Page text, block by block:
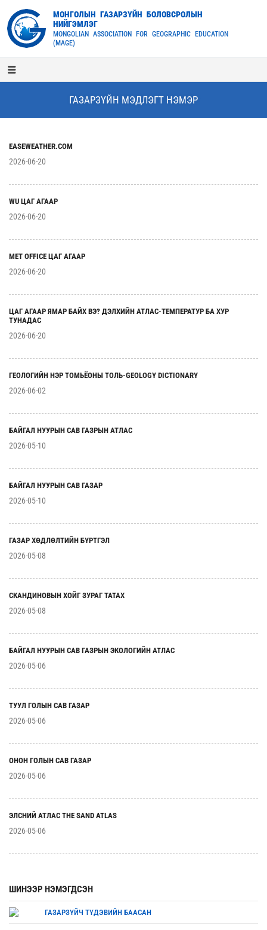
МОНГОЛЫН ГАЗАРЗҮЙН БОЛОВСРОЛЫН
НИЙГЭМЛЭГ
MONGOLIAN ASSOCIATION FOR GEOGRAPHIC EDUCATION
(MAGE)
ГАЗАРЗҮЙН МЭДЛЭГТ НЭМЭР
EASEWEATHER.COM
2026-06-20
WU ЦАГ АГААР
2026-06-20
MET OFFICE ЦАГ АГААР
2026-06-20
ЦАГ АГААР ЯМАР БАЙХ ВЭ? ДЭЛХИЙН АТЛАС-ТЕМПЕРАТУР БА ХУР
ТУНАДАС
2026-06-20
ГЕОЛОГИЙН НЭР ТОМЬЁОНЫ ТОЛЬ-GEOLOGY DICTIONARY
2026-06-02
БАЙГАЛ НУУРЫН САВ ГАЗРЫН АТЛАС
2026-05-10
БАЙГАЛ НУУРЫН САВ ГАЗАР
2026-05-10
ГАЗАР ХӨДЛӨЛТИЙН БҮРТГЭЛ
2026-05-08
СКАНДИНОВЫН ХОЙГ ЗУРАГ ТАТАХ
2026-05-08
БАЙГАЛ НУУРЫН САВ ГАЗРЫН ЭКОЛОГИЙН АТЛАС
2026-05-06
ТУУЛ ГОЛЫН САВ ГАЗАР
2026-05-06
ОНОН ГОЛЫН САВ ГАЗАР
2026-05-06
ЭЛСНИЙ АТЛАС THE SAND ATLAS
2026-05-06
ШИНЭЭР НЭМЭГДСЭН
ГАЗАРЗҮЙЧ ТҮДЭВИЙН БААСАН